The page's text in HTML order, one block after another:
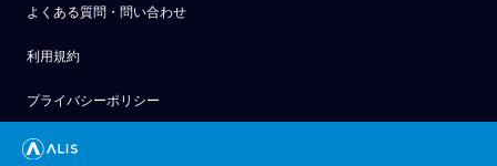
よくある質問・問い合わせ
利用規約
プライバシーポリシー
公式アナウンス